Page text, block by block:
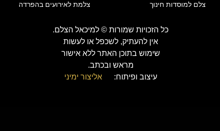
צלם למוסדות חינוך
צלמת לאירועים בהפרדה
כל הזכויות שמורות © למיכאל הצלם.
אין להעתיק, לשכפל או לעשות
שימוש בתוכן האתר ללא אישור
מראש ובכתב.
עיצוב ופיתוח:
אליצור ימיני